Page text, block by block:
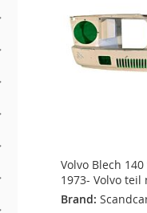
Volvo Blech
1973- Volvo teil
Brand: